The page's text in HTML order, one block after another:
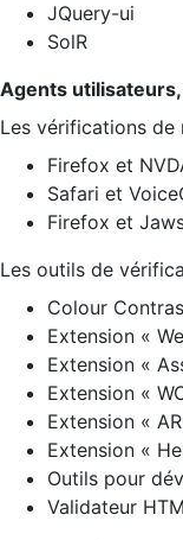
JQuery-ui
SolR
Agents
Les vérifications de
Firefox et
Safari et
Firefox et
Les outils de
Colour
Extension «
Extension «
Extension «
Extension «
Extension «
Outils pour
Validateur